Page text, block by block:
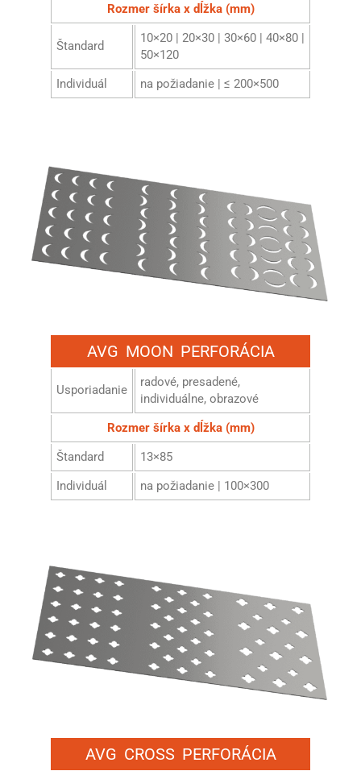
Rozmer šírka x dĺžka (mm)
Štandard
10×20 | 20×30 | 30×60 | 40×80 |
50×120
Individuál
na požiadanie | ≤ 200×500
AVG MOON PERFORÁCIA
Usporiadanie
radové, presadené,
individuálne, obrazové
Rozmer šírka x dĺžka (mm)
Štandard
13×85
Individuál
na požiadanie | 100×300
AVG CROSS PERFORÁCIA